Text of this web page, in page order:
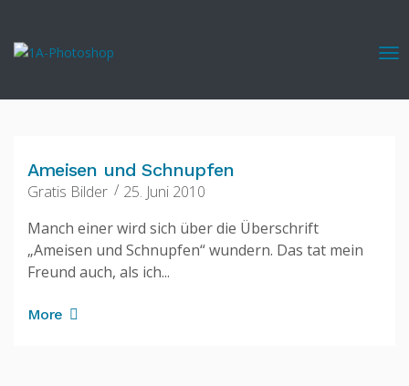
Ameisen und Schnupfen
Gratis Bilder
25. Juni 2010
Manch einer wird sich über die Überschrift
„Ameisen und Schnupfen“ wundern. Das tat mein
Freund auch, als ich...
More